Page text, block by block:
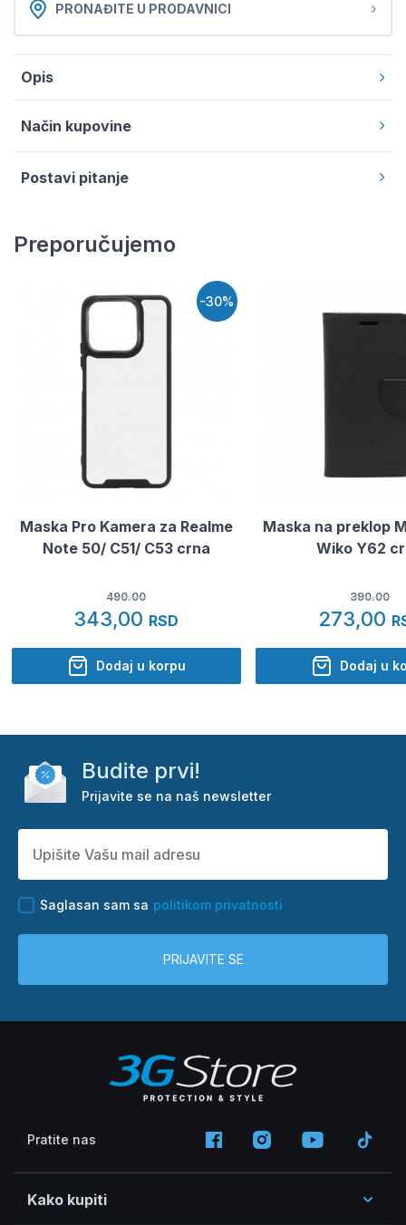
PRONAĐITE U PRODAVNICI
Opis
Način kupovine
Postavi pitanje
Preporučujemo
-30%
Maska Pro Kamera za Realme
Note 50/ C51/ C53 crna
490.00
343,00 RSD
Dodaj u korpu
Maska na preklop
Wiko Y62
390.00
273,00
Dodaj u
Budite prvi!
Prijavite se na naš newsletter
Saglasan sam sa politikom privatnosti
PRIJAVITE SE
Pratite nas
Kako kupiti